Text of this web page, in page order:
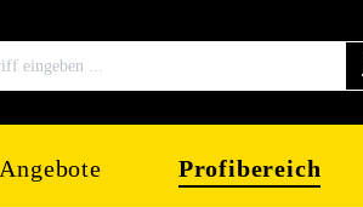
Angebote Profibereich